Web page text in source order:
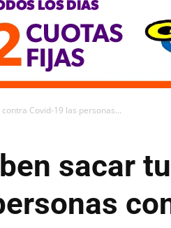
Covid-19 las personas...
sacar